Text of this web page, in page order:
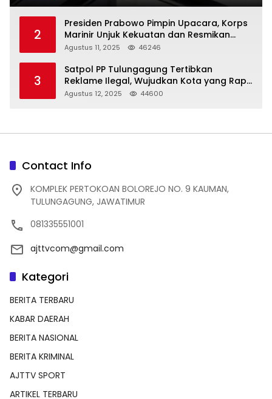
2
Presiden Prabowo Pimpin Upacara, Korps
Marinir Unjuk Kekuatan dan Resmikan
Struktur Baru
Agustus 11, 2025 46246
3
Satpol PP Tulungagung Tertibkan
Reklame Ilegal, Wujudkan Kota yang Rapi
dan Indah
Agustus 12, 2025 44600
Contact Info
KOMPLEK PERTOKOAN BOLOREJO NO. 9 KAUMAN,
TULUNGAGUNG, JAWATIMUR
081335551001
ajttvcom@gmail.com
Kategori
BERITA TERBARU
KABAR DAERAH
BERITA NASIONAL
BERITA KRIMINAL
AJTTV SPORT
ARTIKEL TERBARU